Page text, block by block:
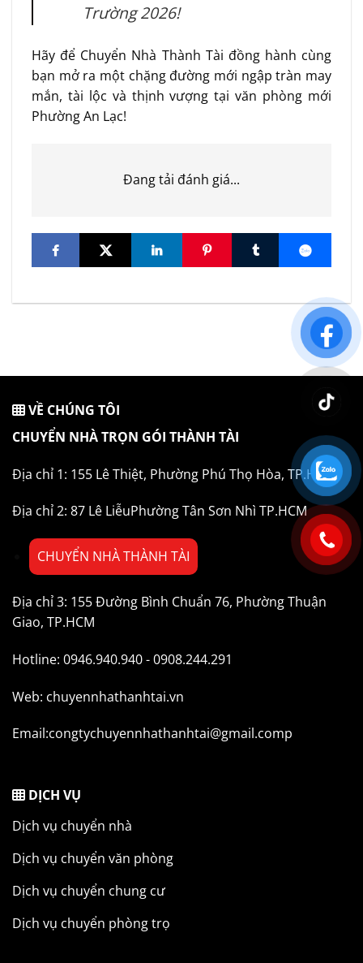
Trường 2026!
Hãy để Chuyển Nhà Thành Tài đồng hành cùng
bạn mở ra một chặng đường mới ngập tràn may
mắn, tài lộc và thịnh vượng tại văn phòng mới
Phường An Lạc!
Đang tải đánh giá...
VỀ CHÚNG TÔI
CHUYỂN NHÀ TRỌN GÓI THÀNH TÀI
Địa chỉ 1: 155 Lê Thiệt, Phường Phú Thọ Hòa, TP.HCM
Địa chỉ 2: 87 Lê LiễuPhường Tân Sơn Nhì TP.HCM
CHUYỂN NHÀ THÀNH TÀI
Địa chỉ 3: 155 Đường Bình Chuẩn 76, Phường Thuận
Giao, TP.HCM
Hotline: 0946.940.940 - 0908.244.291
Web: chuyennhathanhtai.vn
Email:congtychuyennhathanhtai@gmail.comp
DỊCH VỤ
Dịch vụ chuyển nhà
Dịch vụ chuyển văn phòng
Dịch vụ chuyển chung cư
Dịch vụ chuyển phòng trọ